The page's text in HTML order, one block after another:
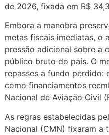
de 2026, fixada em R$
Embora a manobra
metas fiscais imediatas, o
pressão adicional sobre a
público bruto do país. O
repasses a fundo perdido:
como financiamentos
Nacional de Aviação Civil
As regras estabelecidas
Nacional (CMN) fixaram a